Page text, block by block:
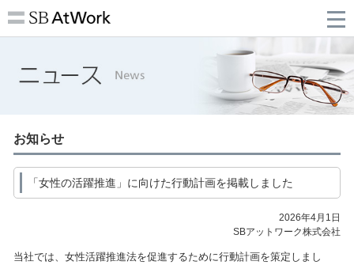
お知らせ
「女性の活躍推進」に向けた行動計画を掲載しました
2026年4月1日
SBアットワーク株式会社
当社では、女性活躍推進法を促進するために行動計画を策定しまし